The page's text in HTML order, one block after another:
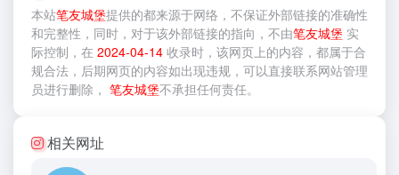
本站笔友城堡提供的都来源于网络，不保证外部链接的准确性
和完整性，同时，对于该外部链接的指向，不由笔友城堡 实
际控制，在 2024-04-14 收录时，该网页上的内容，都属于合
规合法，后期网页的内容如出现违规，可以直接联系网站管理
员进行删除， 笔友城堡不承担任何责任。
相关网址